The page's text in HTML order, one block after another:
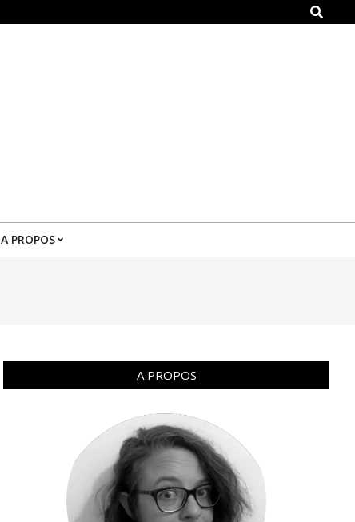
Search
A PROPOS
A PROPOS